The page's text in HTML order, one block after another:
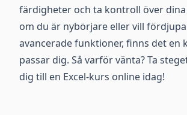
färdigheter och ta kontroll över
om du är nybörjare eller vill
avancerade funktioner, finns det en
passar dig. Så varför vänta? Ta
dig till en Excel-kurs online idag!